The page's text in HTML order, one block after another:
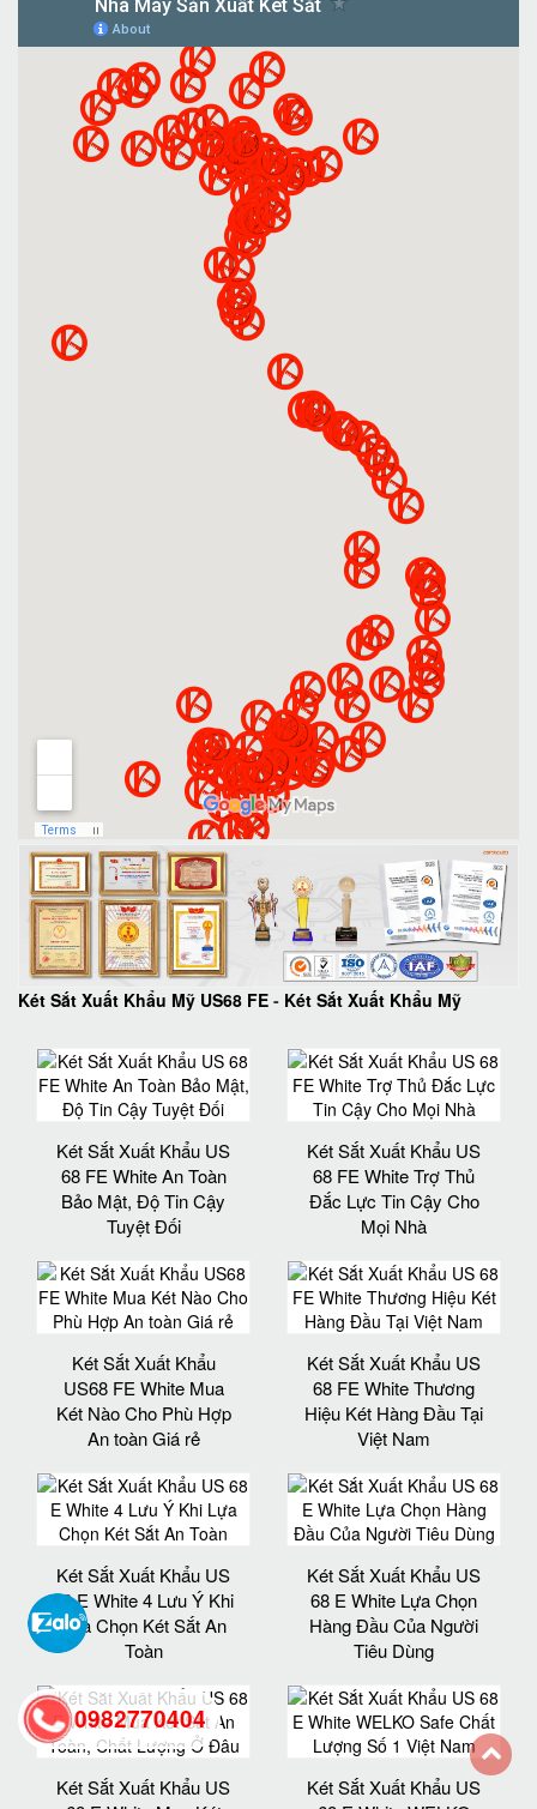
Két Sắt Xuất Khẩu Mỹ US68 FE - Két Sắt Xuất Khẩu Mỹ
Két Sắt Xuất Khẩu US
68 FE White An Toàn
Bảo Mật, Độ Tin Cậy
Tuyệt Đối
Két Sắt Xuất Khẩu US
68 FE White Trợ Thủ
Đắc Lực Tin Cậy Cho
Mọi Nhà
Két Sắt Xuất Khẩu
US68 FE White Mua
Két Nào Cho Phù Hợp
An toàn Giá rẻ
Két Sắt Xuất Khẩu US
68 FE White Thương
Hiệu Két Hàng Đầu Tại
Việt Nam
Két Sắt Xuất Khẩu US
68 E White 4 Lưu Ý Khi
Lựa Chọn Két Sắt An
Toàn
Két Sắt Xuất Khẩu US
68 E White Lựa Chọn
Hàng Đầu Của Người
Tiêu Dùng
Két Sắt Xuất Khẩu US
Két Sắt Xuất Khẩu US
0982770404
back